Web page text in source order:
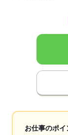
お仕事のポイ